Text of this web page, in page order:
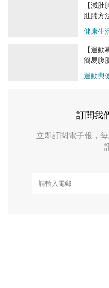
健康生
【減
肚腩方
運動與
【運
簡易腹
訂閱我
立即訂閱電子報，